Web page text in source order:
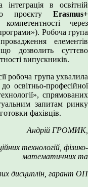
в освітній
проєкту Erasmus+
через
Робоча група
елементів
дозволить суттєво
випускників.
робоча група ухвалила
освітньо-професійної
спрямованих
запитам ринку
фахівців.
Андрій ГРОМИК,
технологій, фізико-
математичних та
дисциплін, гарант ОП